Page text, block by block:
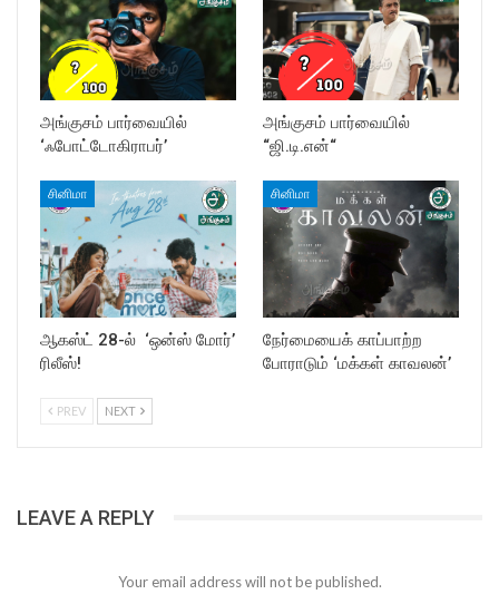
அங்குசம் பார்வையில்
‘ஃபோட்டோகிராபர்’
அங்குசம் பார்வையில்
“ஜி.டி.என்“
சினிமா
ஆகஸ்ட் 28-ல் ‘ஒன்ஸ் மோர்’
ரிலீஸ்!
சினிமா
நேர்மையைக் காப்பாற்ற
போராடும் ‘மக்கள் காவலன்’
PREV NEXT
LEAVE A REPLY
Your email address will not be published.